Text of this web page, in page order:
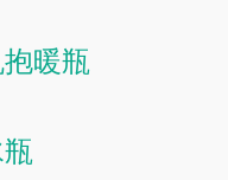
抱暖瓶
瓶